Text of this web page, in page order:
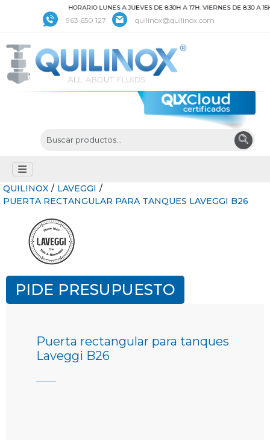
HORARIO LUNES A JUEVES DE 8:30H A 17H. VIERNES DE 8:30 A
963 650 127 quilinox@quilinox.com
QUILINOX / LAVEGGI /
PUERTA RECTANGULAR PARA TANQUES LAVEGGI B26
PIDE PRESUPUESTO
Puerta rectangular para tanques
Laveggi B26